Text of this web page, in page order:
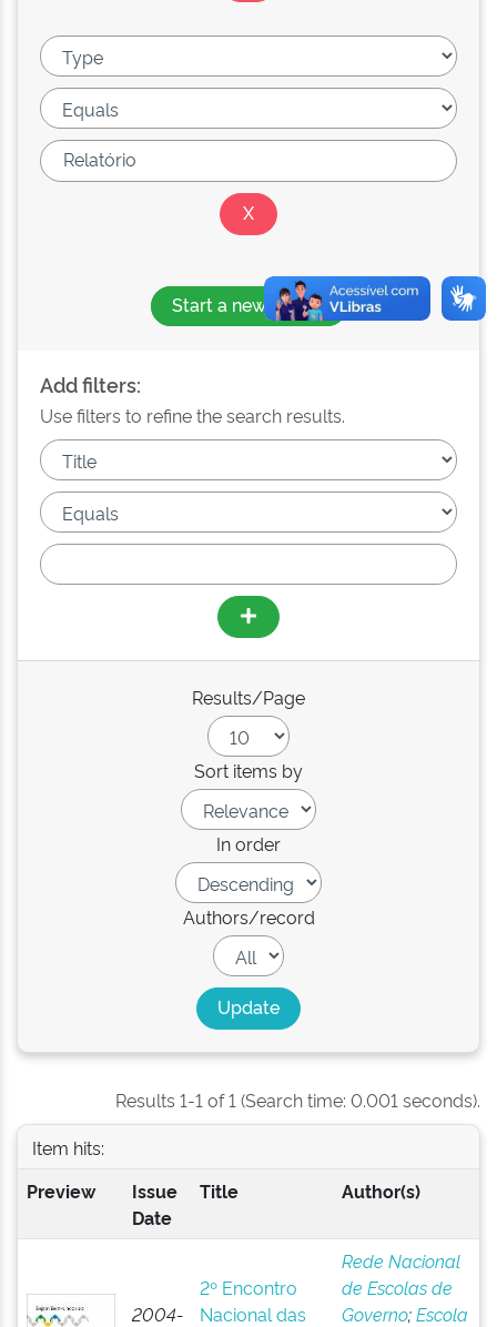
Start a new search
Add filters:
Use filters to refine the search results.
Results/Page
Sort items by
In order
Authors/record
Results 1-1 of 1 (Search time: 0.001 seconds).
Item hits:
Preview
Issue
Date
Title Author(s)
2004-
2º Encontro
Nacional das
Rede Nacional
de Escolas de
Governo;Escola